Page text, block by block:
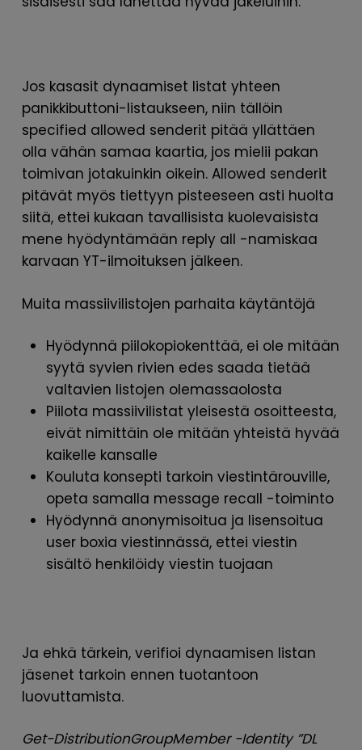
Jos kasasit dynaamiset listat yhteen
panikkibuttoni-listaukseen, niin tällöin
specified allowed senderit pitää yllättäen
olla vähän samaa kaartia, jos mielii pakan
toimivan jotakuinkin oikein. Allowed senderit
pitävät myös tiettyyn pisteeseen asti huolta
siitä, ettei kukaan tavallisista kuolevaisista
mene hyödyntämään reply all -namiskaa
karvaan YT-ilmoituksen jälkeen.
Muita massiivilistojen parhaita käytäntöjä
Hyödynnä piilokopiokenttää, ei ole mitään
syytä syvien rivien edes saada tietää
valtavien listojen olemassaolosta
Piilota massiivilistat yleisestä osoitteesta,
eivät nimittäin ole mitään yhteistä hyvää
kaikelle kansalle
Kouluta konsepti tarkoin viestintärouville,
opeta samalla message recall -toiminto
Hyödynnä anonymisoitua ja lisensoitua
user boxia viestinnässä, ettei viestin
sisältö henkilöidy viestin tuojaan
Ja ehkä tärkein, verifioi dynaamisen listan
jäsenet tarkoin ennen tuotantoon
luovuttamista.
Get-DistributionGroupMember -Identity ”DL